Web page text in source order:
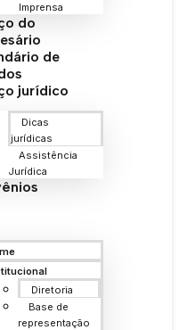
Imprensa
do
de
jurídico
Dicas
jurídicas
Assistência
Jurídica
Diretoria
Base de
representação